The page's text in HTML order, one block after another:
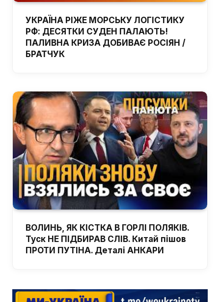
УКРАЇНА РІЖЕ МОРСЬКУ ЛОГІСТИКУ
РФ: ДЕСЯТКИ СУДЕН ПАЛАЮТЬ!
ПАЛИВНА КРИЗА ДОБИВАЄ РОСІЯН /
БРАТЧУК
ВОЛИНЬ, ЯК КІСТКА В ГОРЛІ ПОЛЯКІВ.
Туск НЕ ПІДБИРАВ СЛІВ. Китай пішов
ПРОТИ ПУТІНА. Деталі АНКАРИ